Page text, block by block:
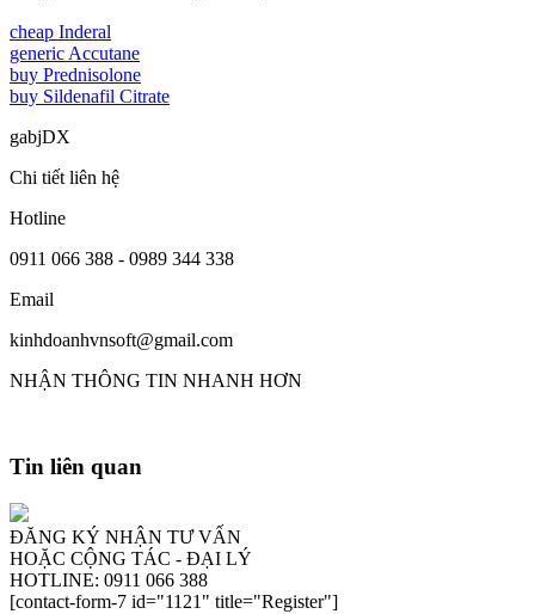
cheap Inderal
generic Accutane
buy Prednisolone
buy Sildenafil Citrate
gabjDX
Chi tiết liên hệ
Hotline
0911 066 388 - 0989 344 338
Email
kinhdoanhvnsoft@gmail.com
NHẬN THÔNG TIN NHANH HƠN
Tin liên quan
ĐĂNG KÝ NHẬN TƯ VẤN
HOẶC CỘNG TÁC - ĐẠI LÝ
HOTLINE: 0911 066 388
[contact-form-7 id="1121" title="Register"]